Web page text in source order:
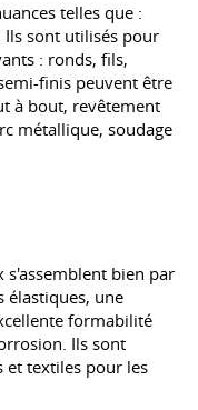
telles que :
Ils sont utilisés pour
: ronds, fils,
finis peuvent être
à bout, revêtement
métallique, soudage
s'assemblent bien par
élastiques, une
formabilité
Ils sont
et textiles pour les